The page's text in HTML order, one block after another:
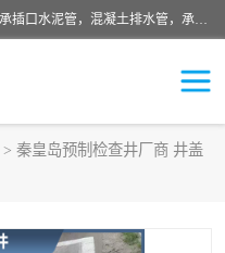
衡水宁瑞建材有限公司批量供应：水泥管、承插口水泥管，混凝土排水管，承插口水泥管，企口水泥管，钢承口水泥管，顶管，平口水泥管，水泥检查井，混凝土检查井，预制混凝土检查井，矩形检查井，圆形检查井等产品。
> 秦皇岛预制检查井厂商 井盖
水泥管